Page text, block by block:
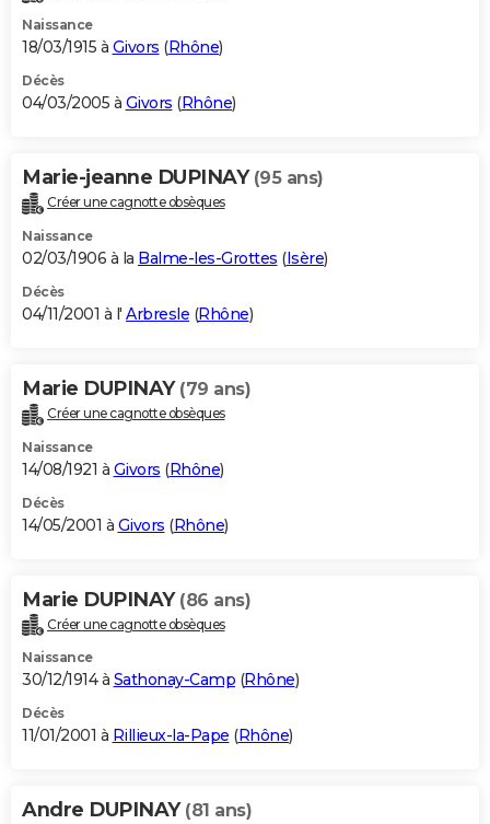
Naissance
18/03/1915 à Givors (Rhône)
Décès
04/03/2005 à Givors (Rhône)
Marie-jeanne DUPINAY (95 ans)
Créer une cagnotte obsèques
Naissance
02/03/1906 à la Balme-les-Grottes (Isère)
Décès
04/11/2001 à l' Arbresle (Rhône)
Marie DUPINAY (79 ans)
Créer une cagnotte obsèques
Naissance
14/08/1921 à Givors (Rhône)
Décès
14/05/2001 à Givors (Rhône)
Marie DUPINAY (86 ans)
Créer une cagnotte obsèques
Naissance
30/12/1914 à Sathonay-Camp (Rhône)
Décès
11/01/2001 à Rillieux-la-Pape (Rhône)
Andre DUPINAY (81 ans)